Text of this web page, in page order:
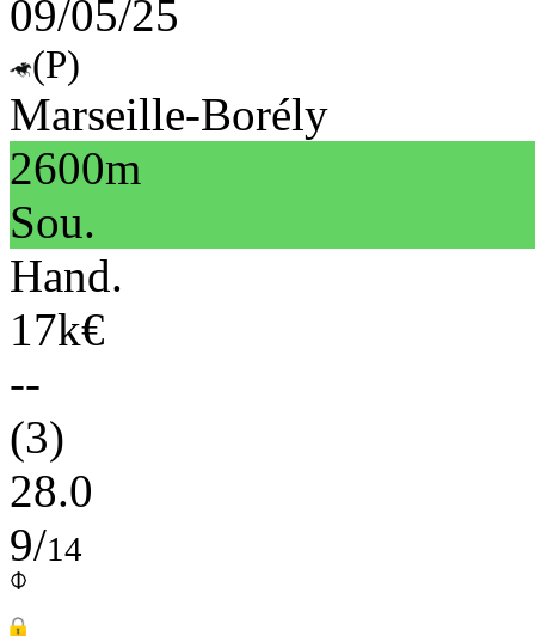
09/05/25
(P)
Marseille-Borély
2600m
Sou.
Hand.
17k€
--
(3)
28.0
9/14